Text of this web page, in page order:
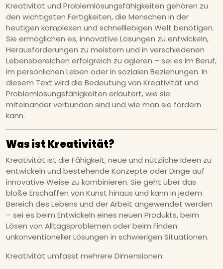
Kreativität und Problemlösungsfähigkeiten gehören zu
den wichtigsten Fertigkeiten, die Menschen in der
heutigen komplexen und schnelllebigen Welt benötigen.
Sie ermöglichen es, innovative Lösungen zu entwickeln,
Herausforderungen zu meistern und in verschiedenen
Lebensbereichen erfolgreich zu agieren – sei es im Beruf,
im persönlichen Leben oder in sozialen Beziehungen. In
diesem Text wird die Bedeutung von Kreativität und
Problemlösungsfähigkeiten erläutert, wie sie
miteinander verbunden sind und wie man sie fördern
kann.
Was ist Kreativität?
Kreativität ist die Fähigkeit, neue und nützliche Ideen zu
entwickeln und bestehende Konzepte oder Dinge auf
innovative Weise zu kombinieren. Sie geht über das
bloße Erschaffen von Kunst hinaus und kann in jedem
Bereich des Lebens und der Arbeit angewendet werden
– sei es beim Entwickeln eines neuen Produkts, beim
Lösen von Alltagsproblemen oder beim Finden
unkonventioneller Lösungen in schwierigen Situationen.
Kreativität umfasst mehrere Dimensionen: